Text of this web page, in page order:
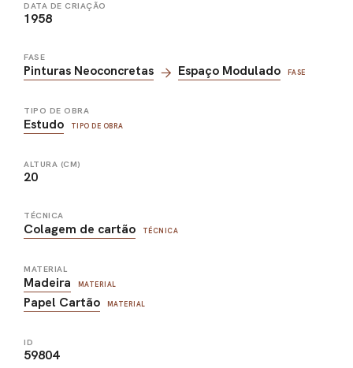
DATA DE CRIAÇÃO
1958
FASE
Pinturas Neoconcretas Espaço Modulado FASE
TIPO DE OBRA
Estudo TIPO DE OBRA
ALTURA (CM)
20
TÉCNICA
Colagem de cartão TÉCNICA
MATERIAL
Madeira MATERIAL
Papel Cartão MATERIAL
ID
59804